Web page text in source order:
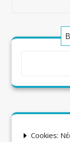
Cookies: